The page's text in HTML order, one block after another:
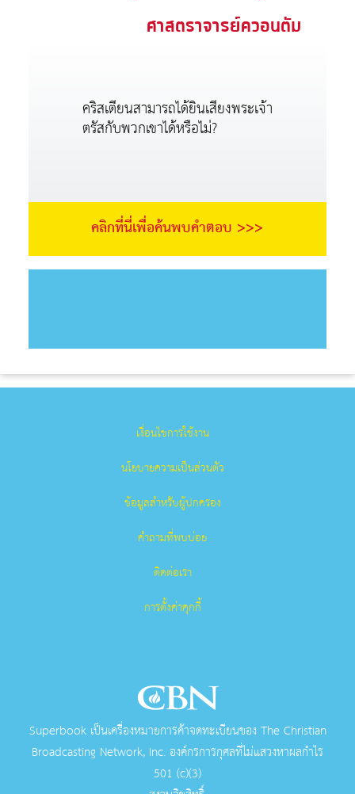
ศาสตราจารย์ควอนตัม
คริสเตียนสามารถได้ยินเสียงพระเจ้า
ตรัสกับพวกเขาได้หรือไม่?
คลิกที่นี่เพื่อค้นพบคำตอบ >>>
เงื่อนไขการใช้งาน
นโยบายความเป็นส่วนตัว
ข้อมูลสำหรับผู้ปกครอง
คำถามที่พบบ่อย
ติดต่อเรา
การตั้งค่าคุกกี้
Superbook เป็นเครื่องหมายการค้าจดทะเบียนของ The Christian
Broadcasting Network, Inc. องค์กรการกุศลที่ไม่แสวงหาผลกําไร
501 (c)(3)